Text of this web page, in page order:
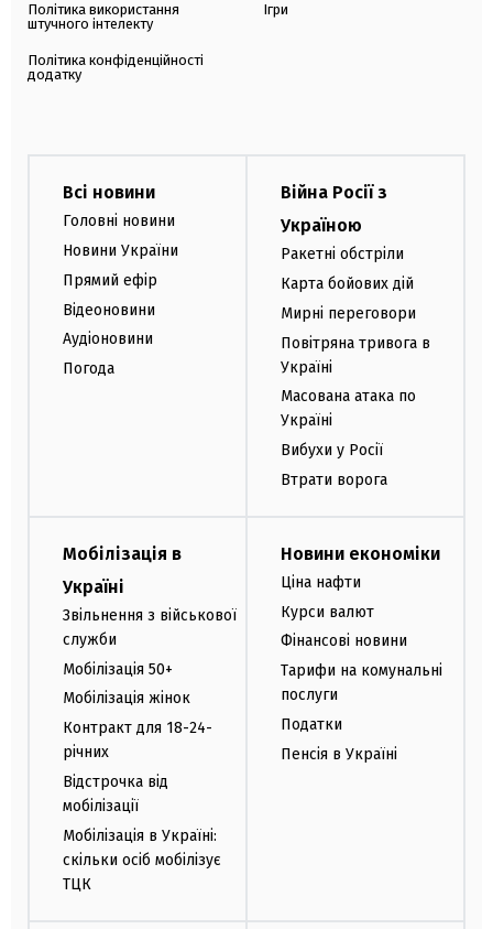
Політика використання
штучного інтелекту
Політика конфіденційності
додатку
Ігри
Всі новини
Головні новини
Новини України
Прямий ефір
Відеоновини
Аудіоновини
Погода
Війна Росії з
Україною
Ракетні обстріли
Карта бойових дій
Мирні переговори
Повітряна тривога в
Україні
Масована атака по
Україні
Вибухи у Росії
Втрати ворога
Мобілізація в
Україні
Звільнення з військової
служби
Мобілізація 50+
Мобілізація жінок
Контракт для 18-24-
річних
Відстрочка від
мобілізації
Мобілізація в Україні:
скільки осіб мобілізує
ТЦК
Новини економіки
Ціна нафти
Курси валют
Фінансові новини
Тарифи на комунальні
послуги
Податки
Пенсія в Україні